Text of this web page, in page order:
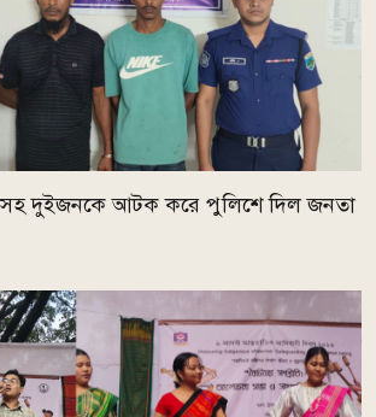
দুইজনকে আটক করে পুলিশে দিল জনতা